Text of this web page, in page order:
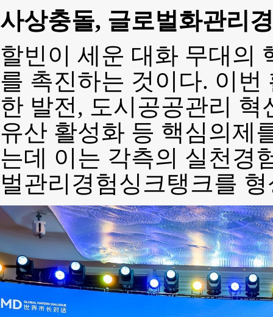
사상충돌, 글로벌화관리
할빈이 세운 대화 무대의
를 촉진하는 것이다. 이
한 발전, 도시공공관리
유산 활성화 등 핵심의제
는데 이는 각측의 실천경
벌관리경험싱크탱크를